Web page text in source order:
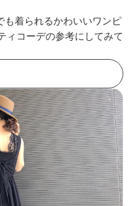
着られるかわいいワンピ
ィコーデの参考にしてみて